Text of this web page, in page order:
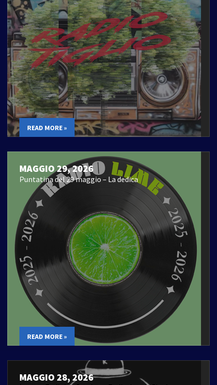
READ MORE »
MAGGIO 29, 2026
Puntatina del 29 maggio – La dedica
READ MORE »
MAGGIO 28, 2026